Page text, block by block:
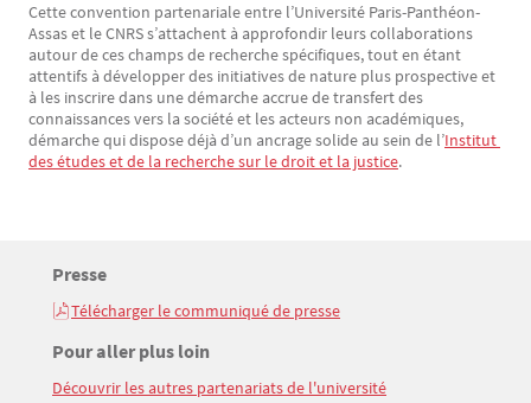
Cette convention partenariale entre l’Université Paris-Panthéon-
Assas et le CNRS s’attachent à approfondir leurs collaborations
autour de ces champs de recherche spécifiques, tout en étant
attentifs à développer des initiatives de nature plus prospective et
à les inscrire dans une démarche accrue de transfert des
connaissances vers la société et les acteurs non académiques,
démarche qui dispose déjà d’un ancrage solide au sein de l’Institut
des études et de la recherche sur le droit et la justice.
Bloc(s) libre(s)
Titre
Presse
Texte
Télécharger le communiqué de presse
Titre
Pour aller plus loin
Texte
Découvrir les autres partenariats de l'université